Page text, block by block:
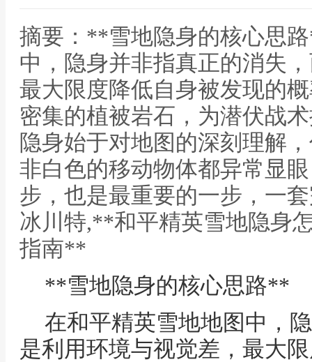
摘要：**雪地隐身的核心思
中，隐身并非指真正的消失
最大限度降低自身被发现的
密集的植被岩石，为潜伏战
隐身始于对地图的深刻理解
非白色的移动物体都异常显
步，也是最重要的一步，一
冰川特,**和平精英雪地隐身
指南**
**雪地隐身的核心思路**
在和平精英雪地地图中，
是利用环境与视觉差，最大